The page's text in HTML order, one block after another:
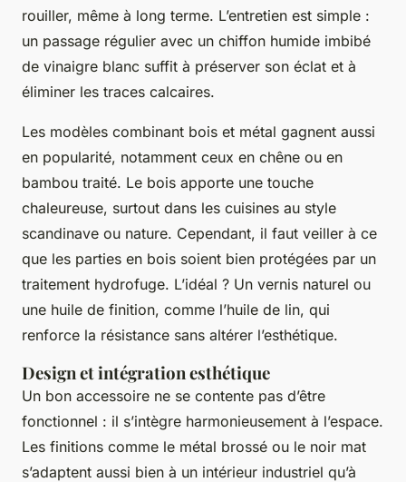
rouiller, même à long terme. L’entretien est simple :
un passage régulier avec un chiffon humide imbibé
de vinaigre blanc suffit à préserver son éclat et à
éliminer les traces calcaires.
Les modèles combinant bois et métal gagnent aussi
en popularité, notamment ceux en chêne ou en
bambou traité. Le bois apporte une touche
chaleureuse, surtout dans les cuisines au style
scandinave ou nature. Cependant, il faut veiller à ce
que les parties en bois soient bien protégées par un
traitement hydrofuge. L’idéal ? Un vernis naturel ou
une huile de finition, comme l’huile de lin, qui
renforce la résistance sans altérer l’esthétique.
Design et intégration esthétique
Un bon accessoire ne se contente pas d’être
fonctionnel : il s’intègre harmonieusement à l’espace.
Les finitions comme le métal brossé ou le noir mat
s’adaptent aussi bien à un intérieur industriel qu’à